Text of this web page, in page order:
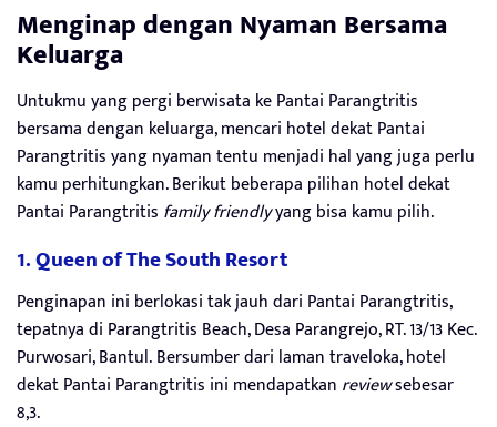
Menginapdengan Nyaman Bersama
Keluarga
Untukmu yang pergi berwisata ke Pantai Parangtritis
bersama dengan keluarga, mencari hotel dekat Pantai
Parangtritis yang nyaman tentu menjadi hal yang juga perlu
kamu perhitungkan. Berikut beberapa pilihan hotel dekat
Pantai Parangtritis family friendlyyang bisa kamu pilih.
1. Queen of The South Resort
Penginapan ini berlokasi tak jauh dari Pantai Parangtritis,
tepatnya di Parangtritis Beach, Desa Parangrejo, RT. 13/13 Kec.
Purwosari, Bantul. Bersumber dari laman traveloka, hotel
dekat Pantai Parangtritis ini mendapatkan reviewsebesar
8,3.